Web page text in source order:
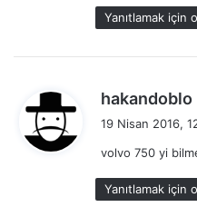
k
i
Yanıtlamak için
hakandoblo
i
i
19 Nisan 2016,
volvo 750 yi
Yanıtlamak için